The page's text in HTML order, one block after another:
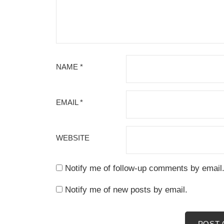
NAME *
EMAIL*
WEBSITE
Notify me of follow-up comments by email.
Notify me of new posts by email.